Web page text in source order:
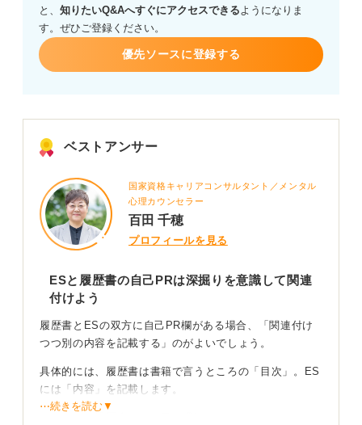
と、 知りたいQ&Aへすぐにアクセスできるようになりま
す。ぜひご登録ください。
優先ソースに登録する
ベストアンサー
国家資格キャリアコンサルタント／メンタル
心理カウンセラー
百田 千穂
プロフィールを見る
ESと履歴書の自己PRは深掘りを意識して関連
付けよう
履歴書とESの双方に自己PR欄がある場合、「関連付け
つつ別の内容を記載する」のがよいでしょう。
具体的には、履歴書は書籍で言うところの「目次」。ES
には「内容」を記載します。
⋯続きを読む▼